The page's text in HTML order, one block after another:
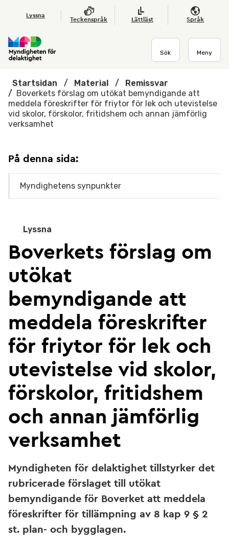
Hoppa till huvudmenyn
Lyssna
Teckenspråk Lättläst Språk
Sök Meny
Startsidan / Material /
Remissvar
/ Boverkets förslag om utökat bemyndigande att
meddela föreskrifter för friytor för lek och utevistelse
vid skolor, förskolor, fritidshem och annan jämförlig
verksamhet
Lyssna
Boverkets förslag om
utökat
bemyndigande att
meddela föreskrifter
för friytor för lek och
utevistelse vid skolor,
förskolor, fritidshem
och annan jämförlig
verksamhet
Myndigheten för delaktighet tillstyrker det
rubricerade förslaget till utökat
bemyndigande för Boverket att meddela
föreskrifter för tillämpning av 8 kap 9 § 2
st. plan- och bygglagen.
På denna sida:
Myndighetens synpunkter